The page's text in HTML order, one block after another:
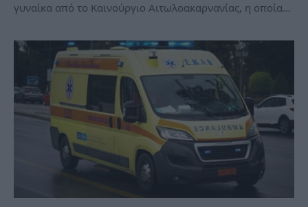
γυναίκα από το Καινούργιο Αιτωλοακαρνανίας, η οποία…